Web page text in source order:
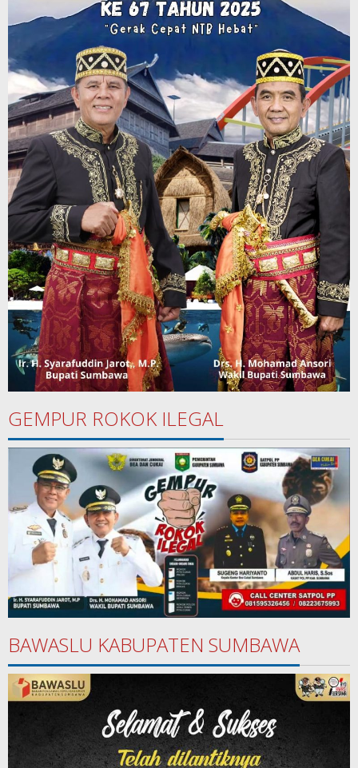
GEMPUR ROKOK ILEGAL
BAWASLU KABUPATEN SUMBAWA